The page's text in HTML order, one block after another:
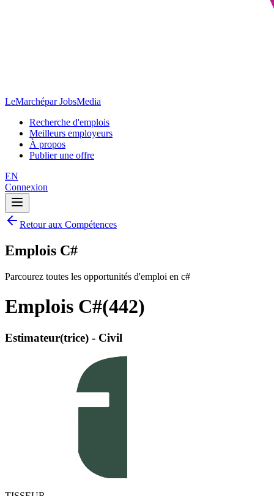
LeMarchépar JobsMedia
Recherche d'emplois
Meilleurs employeurs
À propos
Publier une offre
EN
Connexion
Retour aux Compétences
Emplois C#
Parcourez toutes les opportunités d'emploi en c#
Emplois C#(442)
Estimateur(trice) - Civil